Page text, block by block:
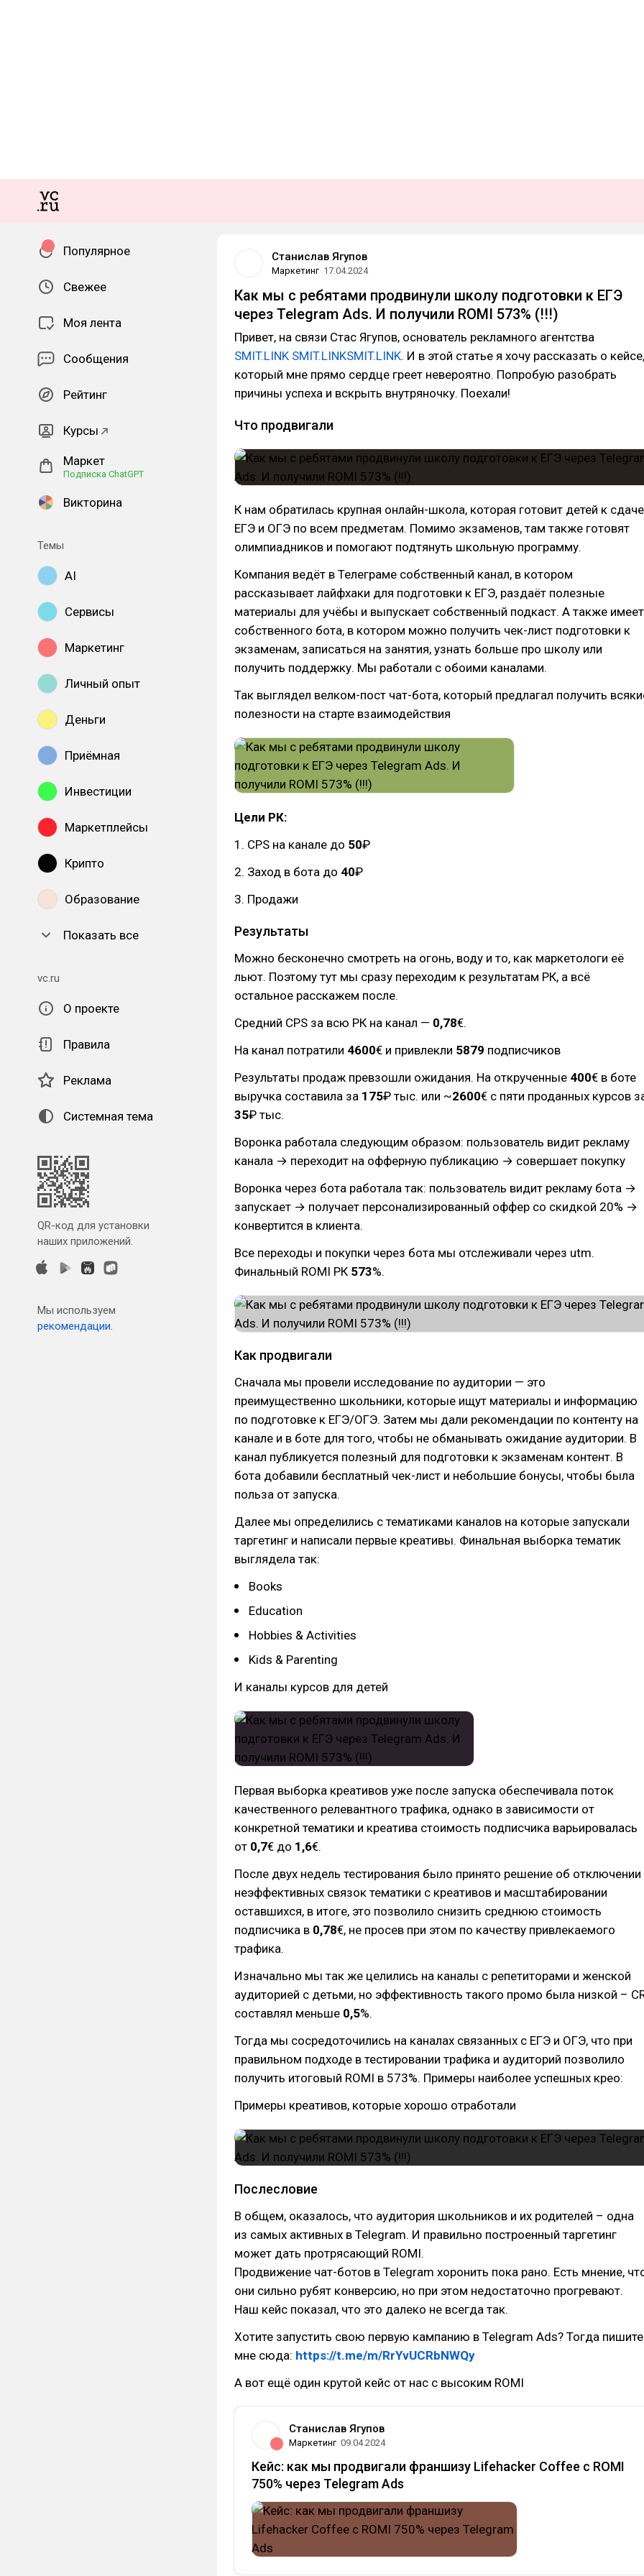
Популярное
Свежее
Моя лента
Сообщения
Рейтинг
Курсы
Маркет
Подписка ChatGPT
Викторина
Темы
AI
Сервисы
Маркетинг
Личный опыт
Деньги
Приёмная
Инвестиции
Маркетплейсы
Крипто
Образование
Показать все
vc.ru
О проекте
Правила
Реклама
Системная тема
QR-код для установки
наших приложений.
Мы используем
рекомендации.
Станислав Ягупов
Маркетинг 17.04.2024
Как мы с ребятами продвинули школу подготовки к ЕГЭ
через Telegram Ads. И получили ROMI 573% (!!!)
Привет, на связи Стас Ягупов, основатель рекламного агентства
SMIT.LINK SMIT.LINKSMIT.LINK. И в этой статье я хочу рассказать о кейсе,
который мне прямо сердце греет невероятно. Попробую разобрать
причины успеха и вскрыть внутряночку. Поехали!
Что продвигали
К нам обратилась крупная онлайн-школа, которая готовит детей к сдаче
ЕГЭ и ОГЭ по всем предметам. Помимо экзаменов, там также готовят
олимпиадников и помогают подтянуть школьную программу.
Компания ведёт в Телеграме собственный канал, в котором
рассказывает лайфхаки для подготовки к ЕГЭ, раздаёт полезные
материалы для учёбы и выпускает собственный подкаст. А также имеет
собственного бота, в котором можно получить чек-лист подготовки к
экзаменам, записаться на занятия, узнать больше про школу или
получить поддержку. Мы работали с обоими каналами.
Так выглядел велком-пост чат-бота, который предлагал получить
полезности на старте взаимодействия
Цели РК:
1. CPS на канале до 50₽
2. Заход в бота до 40₽
3. Продажи
Результаты
Можно бесконечно смотреть на огонь, воду и то, как маркетологи её
льют. Поэтому тут мы сразу переходим к результатам РК, а всё
остальное расскажем после.
Средний CPS за всю РК на канал — 0,78€.
На канал потратили 4600€ и привлекли 5879 подписчиков
Результаты продаж превзошли ожидания. На открученные 400€ в боте
выручка составила за 175₽ тыс. или ~2600€ с пяти проданных курсов
35₽ тыс.
Воронка работала следующим образом: пользователь видит рекламу
канала → переходит на офферную публикацию → совершает покупку
Воронка через бота работала так: пользователь видит рекламу бота →
запускает → получает персонализированный оффер со скидкой 20% →
конвертится в клиента.
Все переходы и покупки через бота мы отслеживали через utm.
Финальный ROMI РК 573%.
Как продвигали
Сначала мы провели исследование по аудитории — это
преимущественно школьники, которые ищут материалы и информацию
по подготовке к ЕГЭ/ОГЭ. Затем мы дали рекомендации по контенту на
канале и в боте для того, чтобы не обманывать ожидание аудитории. В
канал публикуется полезный для подготовки к экзаменам контент. В
бота добавили бесплатный чек-лист и небольшие бонусы, чтобы была
польза от запуска.
Далее мы определились с тематиками каналов на которые запускали
таргетинг и написали первые креативы. Финальная выборка тематик
выглядела так:
Books
Education
Hobbies & Activities
Kids & Parenting
И каналы курсов для детей
Первая выборка креативов уже после запуска обеспечивала поток
качественного релевантного трафика, однако в зависимости от
конкретной тематики и креатива стоимость подписчика варьировалась
от 0,7€ до 1,6€.
После двух недель тестирования было принято решение об отключении
неэффективных связок тематики с креативов и масштабировании
оставшихся, в итоге, это позволило снизить среднюю стоимость
подписчика в 0,78€, не просев при этом по качеству привлекаемого
трафика.
Изначально мы так же целились на каналы с репетиторами и женской
аудиторией с детьми, но эффективность такого промо была низкой –
составлял меньше 0,5%.
Тогда мы сосредоточились на каналах связанных с ЕГЭ и ОГЭ, что при
правильном подходе в тестировании трафика и аудиторий позволило
получить итоговый ROMI в 573%. Примеры наиболее успешных крео:
Примеры креативов, которые хорошо отработали
Послесловие
В общем, оказалось, что аудитория школьников и их родителей – одна
из самых активных в Telegram. И правильно построенный таргетинг
может дать протрясающий ROMI.
Продвижение чат-ботов в Telegram хоронить пока рано. Есть мнение,
они сильно рубят конверсию, но при этом недостаточно прогревают.
Наш кейс показал, что это далеко не всегда так.
Хотите запустить свою первую кампанию в Telegram Ads? Тогда пишите
мне сюда: https://t.me/m/RrYvUCRbNWQy
А вот ещё один крутой кейс от нас с высоким ROMI
Станислав Ягупов
Маркетинг 09.04.2024
Кейс: как мы продвигали франшизу Lifehacker Coffee с ROMI
750% через Telegram Ads